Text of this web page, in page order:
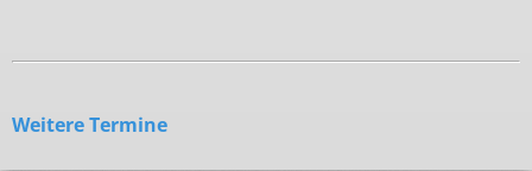
Weitere Termine